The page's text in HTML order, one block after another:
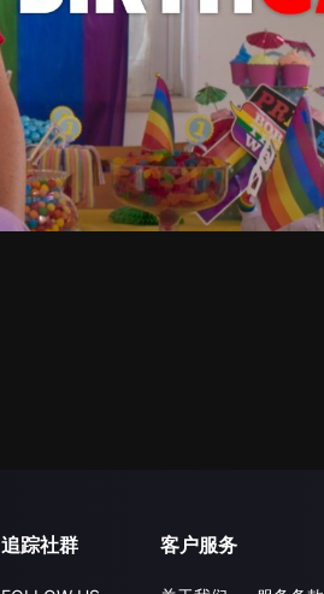
追踪社群 客户服务